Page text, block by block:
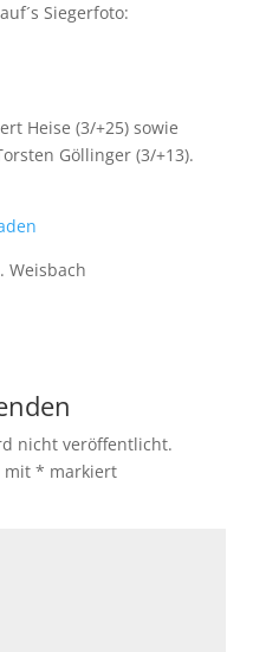
Siegerfoto:
Heise (3/+25) sowie
Göllinger (3/+13).
Weisbach
nicht veröffentlicht.
mit * markiert